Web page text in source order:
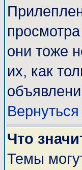
они тоже
их, как
Что
Темы